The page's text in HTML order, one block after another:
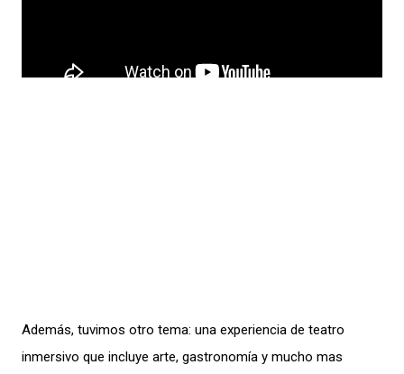
Además, tuvimos otro tema: una experiencia de teatro
inmersivo que incluye arte, gastronomía y mucho mas